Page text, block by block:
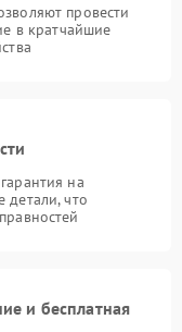
провести
в кратчайшие
на
что
и бесплатная